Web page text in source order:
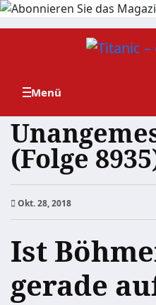
Zum
(Folge
Okt. 28, 2018
Ist
gerade